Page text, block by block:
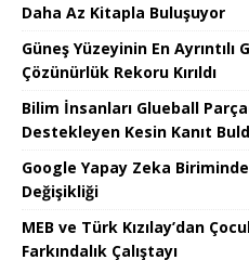
Daha Az Kitapla Buluşuyor
Güneş Yüzeyinin En
Çözünürlük Rekoru Kırıldı
Bilim İnsanları Glueball
Destekleyen Kesin Kanıt
Google Yapay Zeka
Değişikliği
MEB ve Türk Kızılay’dan
Farkındalık Çalıştayı